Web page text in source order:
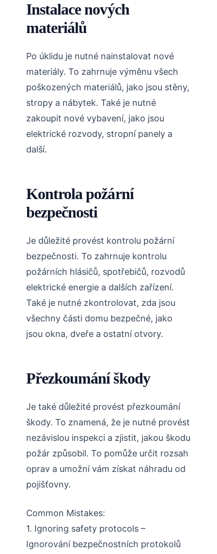
Instalace nových
materiálů
Po úklidu je nutné nainstalovat nové
materiály. To zahrnuje výměnu všech
poškozených materiálů, jako jsou stěny,
stropy a nábytek. Také je nutné
zakoupit nové vybavení, jako jsou
elektrické rozvody, stropní panely a
další.
Kontrola požární
bezpečnosti
Je důležité provést kontrolu požární
bezpečnosti. To zahrnuje kontrolu
požárních hlásičů, spotřebičů, rozvodů
elektrické energie a dalších zařízení.
Také je nutné zkontrolovat, zda jsou
všechny části domu bezpečné, jako
jsou okna, dveře a ostatní otvory.
Přezkoumání škody
Je také důležité provést přezkoumání
škody. To znamená, že je nutné provést
nezávislou inspekci a zjistit, jakou škodu
požár způsobil. To pomůže určit rozsah
oprav a umožní vám získat náhradu od
pojišťovny.
Common Mistakes:
1. Ignoring safety protocols –
Ignorování bezpečnostních protokolů